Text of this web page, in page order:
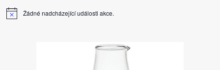
Notice Žádné nadcházející události akce.